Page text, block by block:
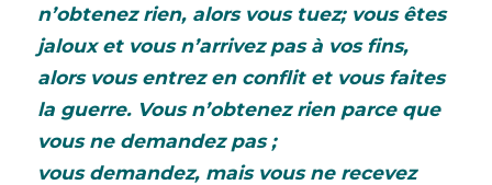
n’obtenez rien, alors vous tuez; vous êtes
jaloux et vous n’arrivez pas à vos fins,
alors vous entrez en conflit et vous faites
la guerre. Vous n’obtenez rien parce que
vous ne demandez pas ;
vous demandez, mais vous ne recevez